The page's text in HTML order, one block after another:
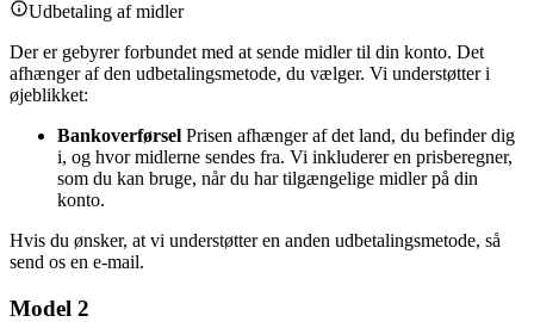
Udbetaling af midler
Der er gebyrer forbundet med at sende midler til din konto. Det
afhænger af den udbetalingsmetode, du vælger. Vi understøtter i
øjeblikket:
Bankoverførsel Prisen afhænger af det land, du befinder dig
i, og hvor midlerne sendes fra. Vi inkluderer en prisberegner,
som du kan bruge, når du har tilgængelige midler på din
konto.
Hvis du ønsker, at vi understøtter en anden udbetalingsmetode, så
send os en e-mail.
Model 2